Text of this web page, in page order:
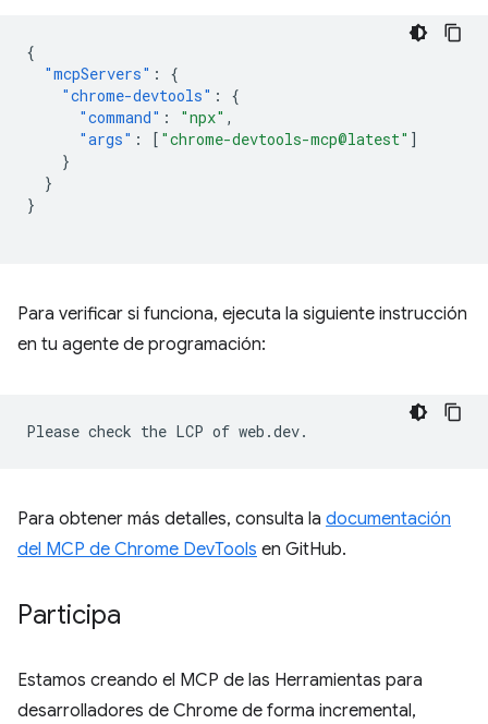
{
"mcpServers" :
{
"chrome-devtools" :
{
"command" : "npx" ,
"args" : [ "chrome-devtools-mcp@latest" ]
}
}
}
Para verificar si funciona, ejecuta la siguiente instrucción
en tu agente de programación:
Para obtener más detalles, consulta la documentación
del MCP de Chrome DevTools en GitHub.
Participa
Estamos creando el MCP de las Herramientas para
desarrolladores de Chrome de forma incremental,